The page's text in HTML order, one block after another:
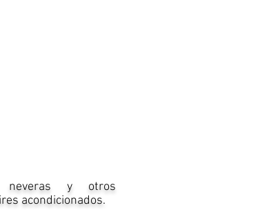
neveras y otros
acondicionados.